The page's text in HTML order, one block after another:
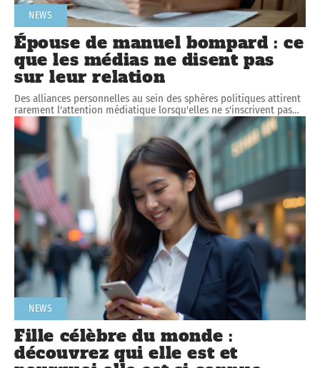
NEWS
Épouse de manuel bompard : ce
que les médias ne disent pas
sur leur relation
Des alliances personnelles au sein des sphères politiques attirent
rarement l'attention médiatique lorsqu'elles ne s'inscrivent pas…
NEWS
Fille célèbre du monde :
découvrez qui elle est et